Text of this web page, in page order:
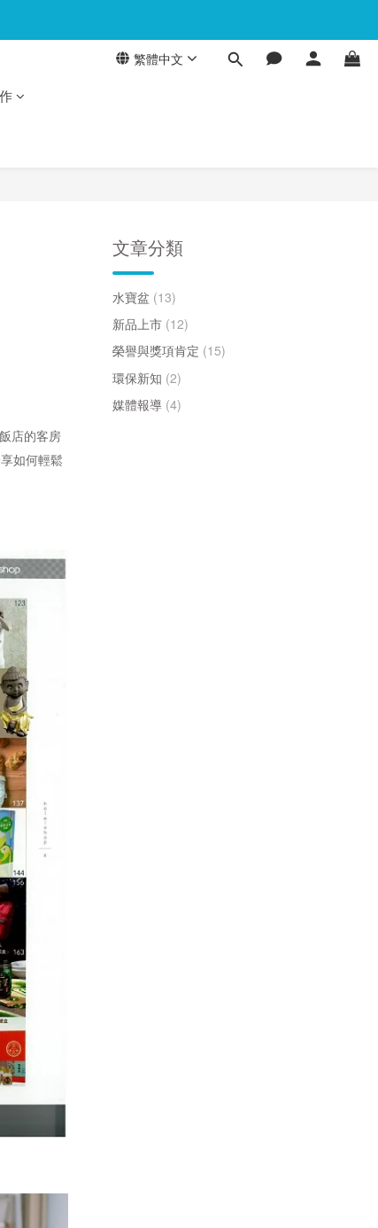
繁體中文
店的客房
如何輕鬆
文章分類
水寶盆 (13)
新品上市 (12)
榮譽與獎項肯定 (15)
環保新知 (2)
媒體報導 (4)